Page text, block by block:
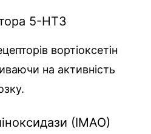
5-HT3
вортіоксетін
на активність
(ІМАО)